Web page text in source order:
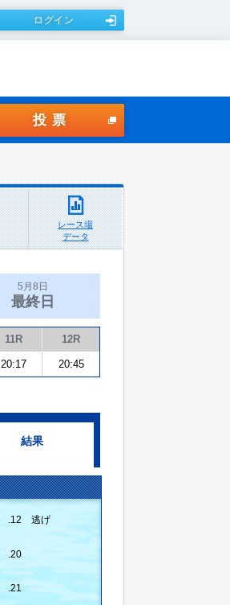
ログイン
投票
レース場
データ
5月8日
最終日
11R 12R
20:17 20:45
結果
.12 逃げ
.20
.21